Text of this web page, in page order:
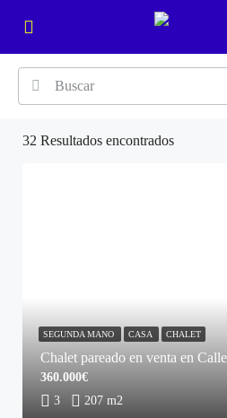
32 Resultados encontrados
Chalet pareado en venta en
3 207 m2
360.000€
SEGUNDA MANO CASA CHALET